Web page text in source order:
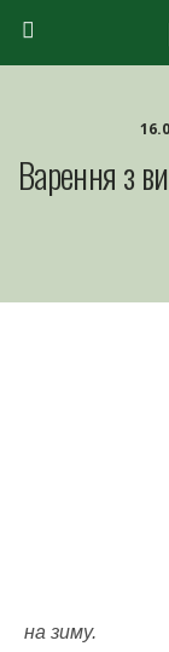
Варення з
на зиму.